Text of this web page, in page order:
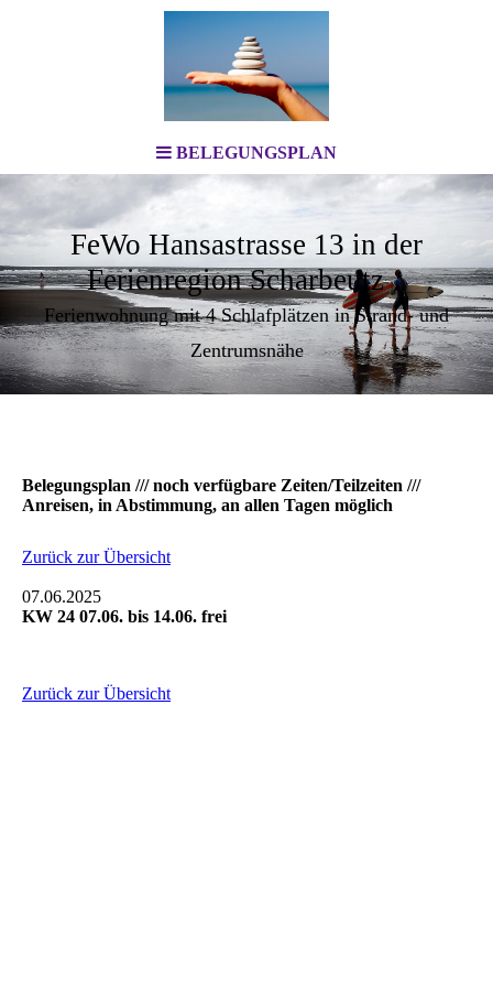
BELEGUNGSPLAN
FeWo Hansastrasse 13 in der
Ferienregion Scharbeutz
Ferienwohnung mit 4 Schlafplätzen in Strand- und
Zentrumsnähe
Belegungsplan /// noch verfügbare Zeiten/Teilzeiten ///
Anreisen, in Abstimmung, an allen Tagen möglich
Zurück zur Übersicht
07.06.2025
KW 24 07.06. bis 14.06. frei
Zurück zur Übersicht